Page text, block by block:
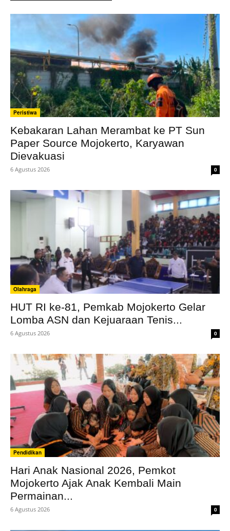
Peristiwa
Kebakaran Lahan Merambat ke PT Sun
Paper Source Mojokerto, Karyawan
Dievakuasi
6 Agustus 2026 0
Olahraga
HUT RI ke-81, Pemkab Mojokerto Gelar
Lomba ASN dan Kejuaraan Tenis...
6 Agustus 2026 0
Pendidikan
Hari Anak Nasional 2026, Pemkot
Mojokerto Ajak Anak Kembali Main
Permainan...
6 Agustus 2026 0